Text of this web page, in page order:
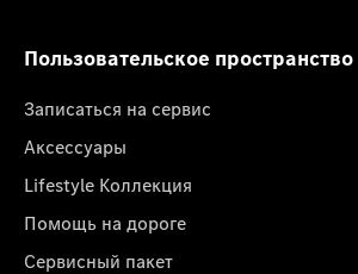
Пользовательское пространство
Записаться на сервис
Аксессуары
Lifestyle Коллекция
Помощь на дороге
Сервисный пакет